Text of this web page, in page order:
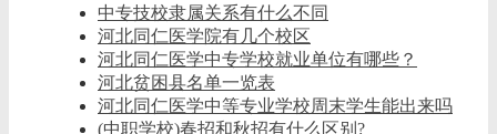
中专技校隶属关系有什么不同
河北同仁医学院有几个校区
河北同仁医学中专学校就业单位有哪些？
河北贫困县名单一览表
河北同仁医学中等专业学校周末学生能出来吗
(中职学校)春招和秋招有什么区别?